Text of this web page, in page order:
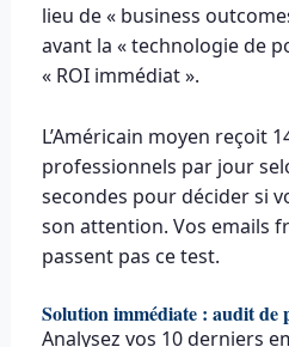
lieu de « business
avant la « technologie de
« ROI immédiat ».
L’Américain moyen reçoit
professionnels par jour
secondes pour décider si
son attention. Vos emails
passent pas ce test.
Solution immédiate : audit de
Analysez vos 10 derniers